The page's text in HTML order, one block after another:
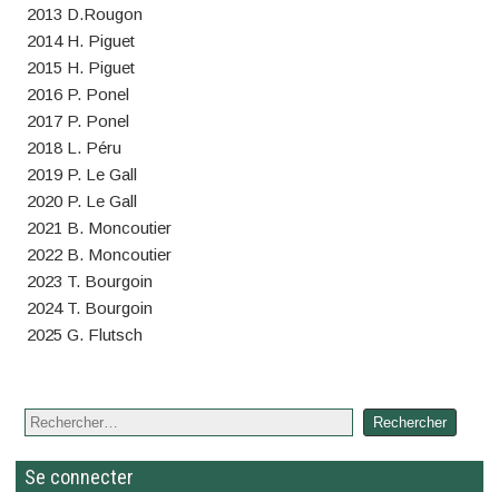
2013 D.Rougon
2014 H. Piguet
2015 H. Piguet
2016 P. Ponel
2017 P. Ponel
2018 L. Péru
2019 P. Le Gall
2020 P. Le Gall
2021 B. Moncoutier
2022 B. Moncoutier
2023 T. Bourgoin
2024 T. Bourgoin
2025 G. Flutsch
Se connecter